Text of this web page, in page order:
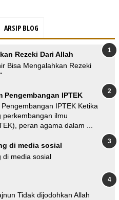
ARSIP BLOG
Rezeki Dari Allah
Bisa Mengalahkan Rezeki
Pengembangan IPTEK
IPTEK Ketika
perkembangan ilmu
peran agama dalam ...
di media sosial
di media sosial
Tidak dijodohkan Allah